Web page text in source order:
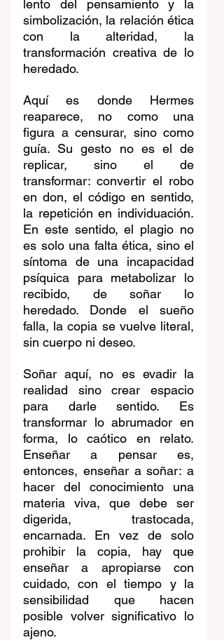
lento del pensamiento y la
simbolización, la relación ética
con la alteridad, la
transformación creativa de lo
heredado.
Aquí es donde Hermes
reaparece, no como una
figura a censurar, sino como
guía. Su gesto no es el de
replicar, sino el de
transformar: convertir el robo
en don, el código en sentido,
la repetición en individuación.
En este sentido, el plagio no
es solo una falta ética, sino el
síntoma de una incapacidad
psíquica para metabolizar lo
recibido, de soñar lo
heredado. Donde el sueño
falla, la copia se vuelve literal,
sin cuerpo ni deseo.
Soñar aquí, no es evadir la
realidad sino crear espacio
para darle sentido. Es
transformar lo abrumador en
forma, lo caótico en relato.
Enseñar a pensar es,
entonces, enseñar a soñar: a
hacer del conocimiento una
materia viva, que debe ser
digerida, trastocada,
encarnada. En vez de solo
prohibir la copia, hay que
enseñar a apropiarse con
cuidado, con el tiempo y la
sensibilidad que hacen
posible volver significativo lo
ajeno.